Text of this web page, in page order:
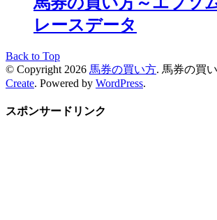
レースデータ
Back to Top
© Copyright 2026 馬券の買い方. 馬券の買
Create. Powered by WordPress.
スポンサードリンク